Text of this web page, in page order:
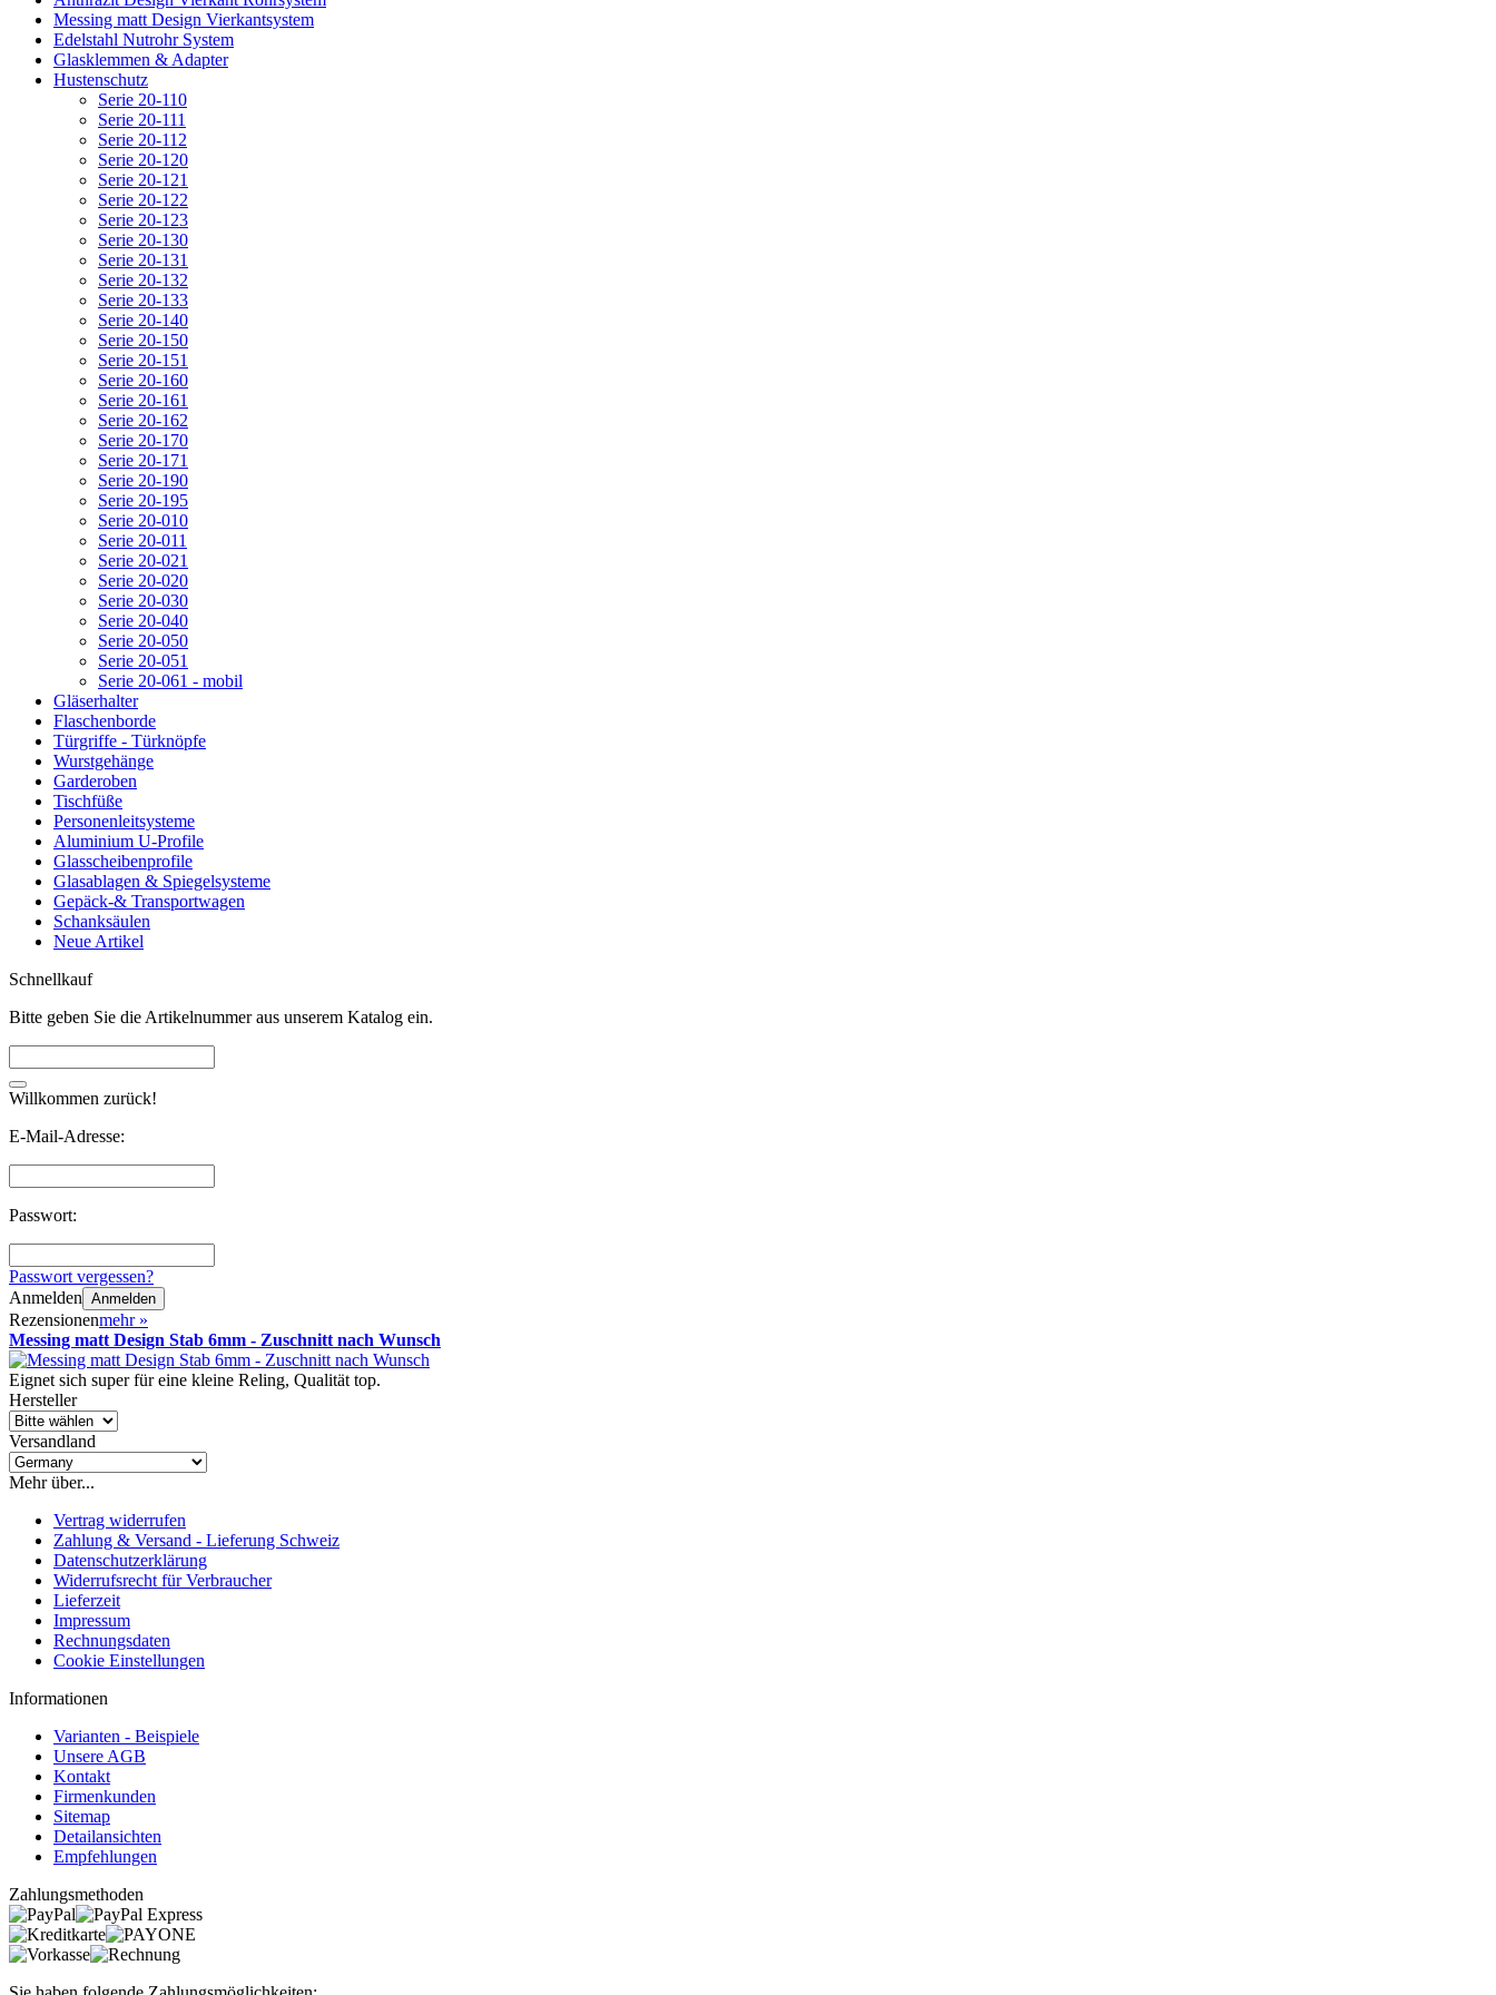
Messing matt Design Vierkantsystem
Edelstahl Nutrohr System
Glasklemmen & Adapter
Hustenschutz
Serie 20-110
Serie 20-111
Serie 20-112
Serie 20-120
Serie 20-121
Serie 20-122
Serie 20-123
Serie 20-130
Serie 20-131
Serie 20-132
Serie 20-133
Serie 20-140
Serie 20-150
Serie 20-151
Serie 20-160
Serie 20-161
Serie 20-162
Serie 20-170
Serie 20-171
Serie 20-190
Serie 20-195
Serie 20-010
Serie 20-011
Serie 20-021
Serie 20-020
Serie 20-030
Serie 20-040
Serie 20-050
Serie 20-051
Serie 20-061 - mobil
Gläserhalter
Flaschenborde
Türgriffe - Türknöpfe
Wurstgehänge
Garderoben
Tischfüße
Personenleitsysteme
Aluminium U-Profile
Glasscheibenprofile
Glasablagen & Spiegelsysteme
Gepäck-& Transportwagen
Schanksäulen
Neue Artikel
Schnellkauf
Bitte geben Sie die Artikelnummer aus unserem Katalog ein.
Willkommen zurück!
E-Mail-Adresse:
Passwort:
Passwort vergessen?
Anmelden Anmelden
Rezensionenmehr »
Messing matt Design Stab 6mm - Zuschnitt nach Wunsch
Eignet sich super für eine kleine Reling, Qualität top.
Hersteller
Versandland
Mehr über...
Vertrag widerrufen
Zahlung & Versand - Lieferung Schweiz
Datenschutzerklärung
Widerrufsrecht für Verbraucher
Lieferzeit
Impressum
Rechnungsdaten
Cookie Einstellungen
Informationen
Varianten - Beispiele
Unsere AGB
Kontakt
Firmenkunden
Sitemap
Detailansichten
Empfehlungen
Zahlungsmethoden